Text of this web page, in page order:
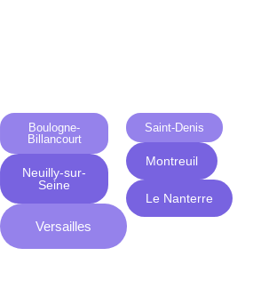
Boulogne-
Billancourt
Neuilly-sur-
Seine
Versailles
Saint-Denis
Montreuil
Le Nanterre